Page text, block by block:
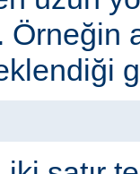
Örneğin